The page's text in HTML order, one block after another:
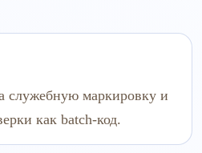
служебную маркировку и
как batch-код.